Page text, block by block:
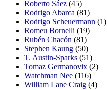
Roberto Sáez (45)
Rodrigo Abarca (81)
Rodrigo Scheuermann (1)
Romeu Bornelli (19)
Rubén Chacón (81)
Stephen Kaung (50)
T. Austin-Sparks (51)
Tomaz Germanovix (2)
Watchman Nee (116)
William Lane Craig (4)